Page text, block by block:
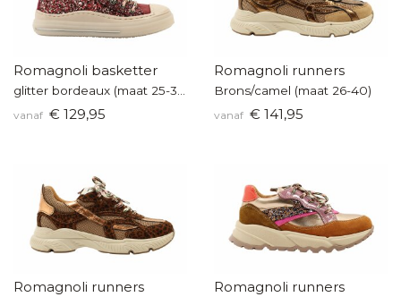
Romagnoli basketter
vanaf € 129,95
Romagnoli runners
Brons/camel (maat 26-40)
vanaf € 141,95
Romagnoli runners Romagnoli runners